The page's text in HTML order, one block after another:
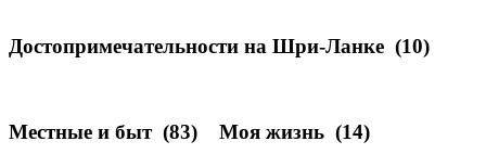
Достопримечательности на Шри-Ланке (10)
Местные и быт (83) Моя жизнь (14)